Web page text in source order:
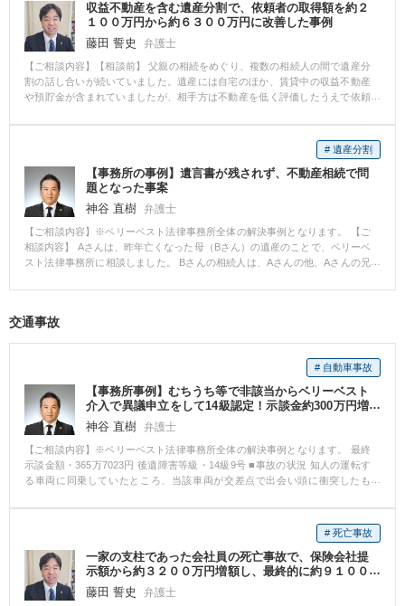
収益不動産を含む遺産分割で、依頼者の取得額を約２
１００万円から約６３００万円に改善した事例
藤田 誓史
弁護士
【ご相談内容】【相談前】 父親の相続をめぐり、複数の相続人の間で遺産分
割の話し合いが続いていました。遺産には自宅のほか、賃貸中の収益不動産
や預貯金が含まれていましたが、相手方は不動産を低く評価したうえで依頼
０万円程度にとどまる見通しでした。 依頼者としては、収益不動産の価値が
適切に反映されていないのではないかと感じていましたが、評価方法や分割
方法が分からず、このまま応じてよいのか判断できない状態でした。 【相談
後】 受任後、相続財産の内容を精査し、不動産については固定資産税評価額
だけではなく、収益性や市場価値も踏まえながら検討を進めました。また、
遺産全体の構成と分割方法を見直し、依頼者にとって不利にならないよう、
現実的かつ法的に整理された提案を行いました。 相手方との交渉では、不動
産評価や取得方法をめぐって隔たりがありましたが、預貯金や他の財産も含
めて全体を調整し、依頼者の取得額が適切な水準になるよう交渉を継続しま
した。 その結果、最終的に依頼者の取得額は約６３００万円となり、当初提
けで話が進むと、一部の相続人に不利な結論になりやすいです。 また、相続
案件では、相続人間の感情的対立から、金額の話と感情の話が混ざってしま
うことが少なくありません。 何が争点なのか、どの評価を前提にするとどれ
だけ差が出るのかを整理し、見通しを持って交渉することが重要です。
# 遺産分割
【事務所の事例】遺言書が残されず、不動産相続で問
題となった事案
神谷 直樹 弁護士
【ご相談内容】※ベリーベスト法律事務所全体の解決事例となります。 【ご
相談内容】 Aさんは、昨年亡くなった母（Bさん）の遺産のことで、ベリーベ
スト法律事務所に相談しました。 Bさんの相続人は、Aさんの他、Aさんの兄
相当）があります。この土地建物には、Bさんが生前、Cさんと同居していま
ことになりました。しかし、兄のCさんは「俺が長男だから俺が相続する。お
とでベリーベスト法律事務所に相談にきました。 【ベリーベストの対応とそ
の結果】 弁護士は、Aさんに、このような場合は、家庭裁判所で話し合いを
行う、調停という手続きを利用したほうが良いとアドバイスをしました。 そ
こで、Aさんは、遺産分割調停を申し立てたところ、CさんDさんにもそれぞ
れ弁護士が就任しました。 Cさんは遺産分割調停で「兄弟で分けなければい
けないことは分かっている。しかしながら、遺産はこの土地建物しかないの
で、これをどうやって分けたらいいのか分からない。自分がずっと住み続け
た家なので自分が守っていきたい気持ちがある。弟と妹には悪いが、自分が
会社にて見積を出してもらい、不動産価値を査定することとしました。 Cさ
んは、当初、不動産を売却することに抵抗を示していました。しかし、不動
産が5000万円で売却することができるとわかると、対価を支払って自分名義
にする余力がないと分かり、諦めたようでした。最終的には、売却資金から
経費などを差し引いた4800万円を三等分にして1600万円ずつ分けるというこ
とで合意できました。 Aさんは、法律事務所に交渉を依頼したことによっ
て、「1600万円を取得する」という、Aさんにとって望んでいた条件で最終合
交通事故
# 自動車事故
【事務所事例】むちうち等で非該当からベリーベスト
介入で異議申立をして14級認定！示談金約300万円増
額！
神谷 直樹 弁護士
【ご相談内容】※ベリーベスト法律事務所全体の解決事例となります。 最終
示談金額・365万7023円 後遺障害等級・14級9号 ■事故の状況 知人の運転す
る車両に同乗していたところ、当該車両が交差点で出会い頭に衝突したも
ら5カ月間通院したところで相手方保険会社からの治療費の支払いを打ち切ら
れ、約60万円の示談金の提示を受けたところで、相談に来られました。 ■ベ
リーベスト法律事務所の対応とその結果 Hさんは、治療費の打ち切り後も通
院を続けており、症状が残存していたことから、後遺障害の申請をしました
が自賠責保険からは非該当の認定を受けました。 その後、非該当であること
を前提に、示談交渉を行いましたが、相手方保険会社は、Hさんの納得のいく
金額を提示することはなく、交渉は合意に至りませんでした。 ベリーベスト
# 死亡事故
一家の支柱であった会社員の死亡事故で、保険会社提
示額から約３２００万円増額し、最終的に約９１００
万円で解決した事例
藤田 誓史 弁護士